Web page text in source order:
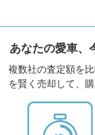
あなたの愛車、
複数社の査定額を
を賢く売却して、